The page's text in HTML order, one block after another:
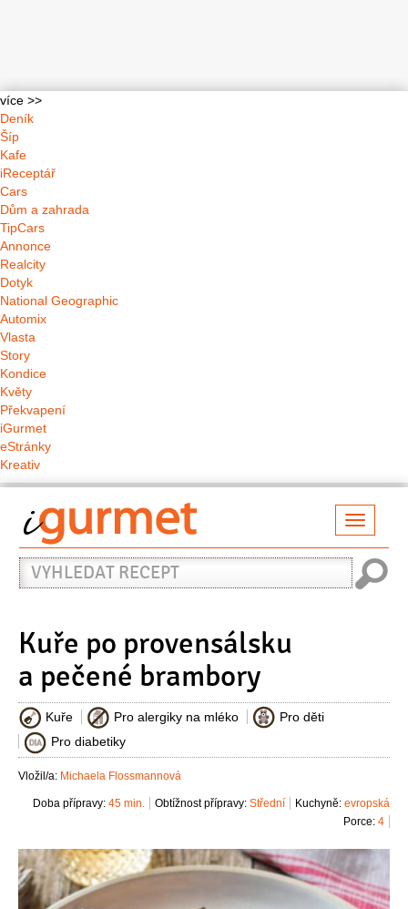
více >>
Deník
Šíp
Kafe
iReceptář
Cars
Dům a zahrada
TipCars
Annonce
Realcity
Dotyk
National Geographic
Automix
Vlasta
Story
Kondice
Květy
Překvapení
iGurmet
eStránky
Kreativ
Vyhledat
recept
Kuře po provensálsku
a pečené brambory
Kuře Pro alergiky na mléko
Pro děti
Pro diabetiky
Vložil/a: Michaela Flossmannová
Kuchyně: evropská
Obtížnost přípravy: Střední
Doba přípravy: 45 min.
Porce: 4